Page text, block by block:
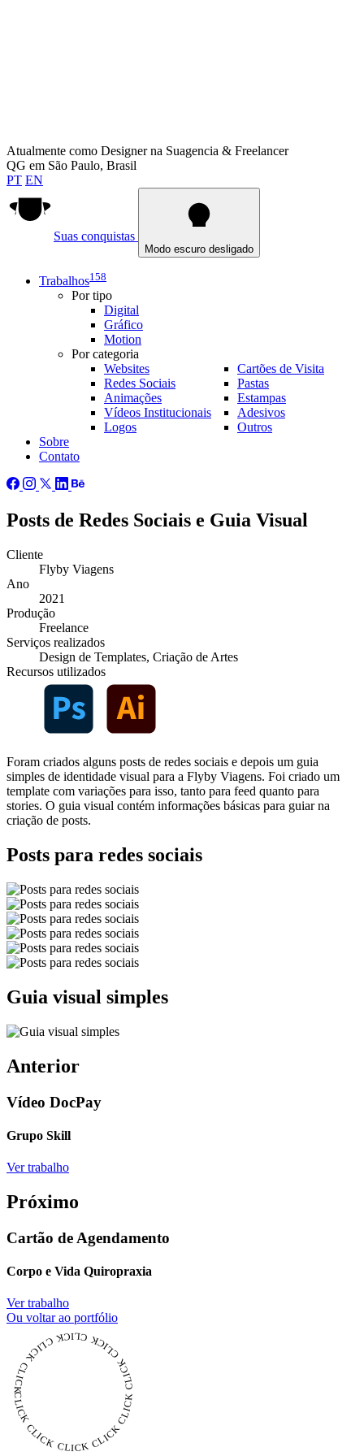
Atualmente como Designer na Suagencia & Freelancer
QG em São Paulo, Brasil
PT EN
Suas conquistas
Modo escuro desligado
Trabalhos158
Por tipo
Digital
Gráfico
Motion
Por categoria
Websites
Redes Sociais
Animações
Vídeos Institucionais
Logos
Cartões de Visita
Pastas
Estampas
Adesivos
Outros
Sobre
Contato
Posts de Redes Sociais e Guia Visual
Cliente
Flyby Viagens
Ano
2021
Produção
Freelance
Serviços realizados
Design de Templates, Criação de Artes
Recursos utilizados
Foram criados alguns posts de redes sociais e depois um guia
simples de identidade visual para a Flyby Viagens. Foi criado um
template com variações para isso, tanto para feed quanto para
stories. O guia visual contém informações básicas para guiar na
criação de posts.
Posts para redes sociais
Guia visual simples
Anterior
Vídeo DocPay
Grupo Skill
Ver trabalho
Próximo
Cartão de Agendamento
Corpo e Vida Quiropraxia
Ver trabalho
Ou voltar ao portfólio
CLICK CLICK CLICK CLICK CLICK CLICK CLICK CLICK CLICK CLICK CLICK